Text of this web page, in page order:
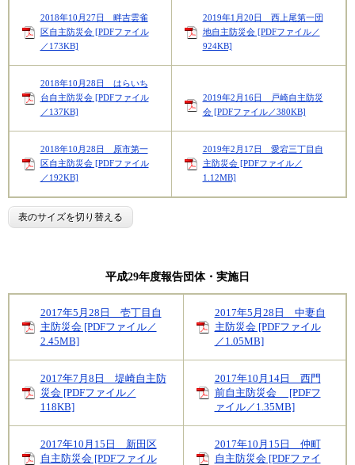
2018年10月27日 畔吉雲雀
区自主防災会 [PDFファイル
／173KB]
2019年1月20日 西上尾第一団
地自主防災会 [PDFファイル／
924KB]
2018年10月28日 はらいち
台自主防災会 [PDFファイル
／137KB]
2019年2月16日 戸崎自主防災
会 [PDFファイル／380KB]
2018年10月28日 原市第一
区自主防災会 [PDFファイル
／192KB]
2019年2月17日 愛宕三丁目自
主防災会 [PDFファイル／
1.12MB]
表のサイズを切り替える
平成29年度報告団体・実施日
2017年5月28日 壱丁目自
主防災会 [PDFファイル／
2.45MB]
2017年5月28日 中妻自
主防災会 [PDFファイル
／1.05MB]
2017年7月8日 堤崎自主防
災会 [PDFファイル／
118KB]
2017年10月14日 西門
前自主防災会 [PDFフ
ァイル／1.35MB]
2017年10月15日 新田区
自主防災会 [PDFファイル
2017年10月15日 仲町
自主防災会 [PDFファイ